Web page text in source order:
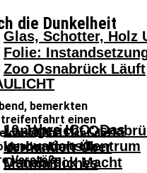
Glas, Schotter, Holz
Folie:
Zoo Osnabrück Läuft
10 Jahre ICO: Das
InnovationsCentrum
Osnabrück Macht
Landgericht
Verhandelt Über
Mutmaßliches
die Dunkelheit
bemerkten
einen
ohne Licht die
Kontrolle
Verstöße.